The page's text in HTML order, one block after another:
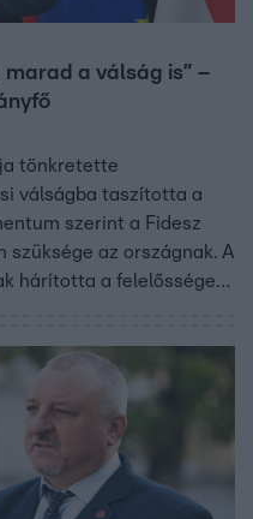
a válság is” –
tönkretette
válságba taszította a
szerint a Fidesz
szüksége az országnak. A
hárította a felelősséget.